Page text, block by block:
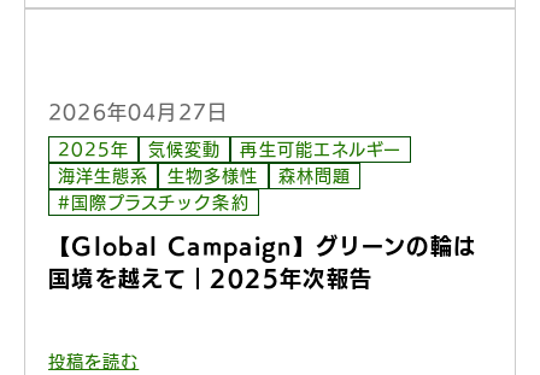
2026年04月27日
2025年 気候変動
再生可能エネルギー
海洋生態系
生物多様性
森林問題
#国際プラスチック条約
【Global Campaign】グリーンの輪は
国境を越えて｜2025年次報告
投稿を読む